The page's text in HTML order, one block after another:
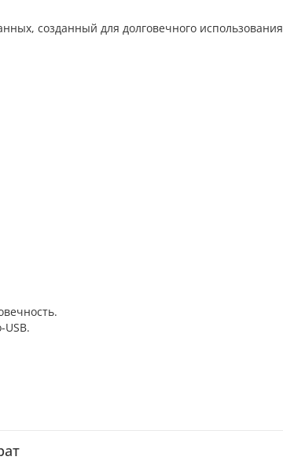
созданный для долговечного использования